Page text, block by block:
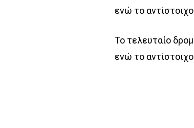
ενώ το
Το τελευταίο
ενώ το